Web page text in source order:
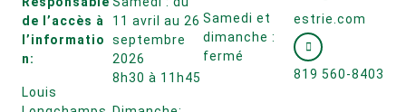
de l’accès à
l’informatio
n:
Louis
11 avril au 26
septembre
2026
8h30 à 11h45
Samedi et
dimanche :
fermé
estrie.com
819 560-8403